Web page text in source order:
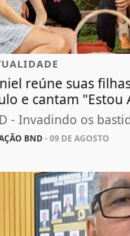
reúne suas
e cantam "Estou
- Invadindo os
BND- 09 DE AGOSTO